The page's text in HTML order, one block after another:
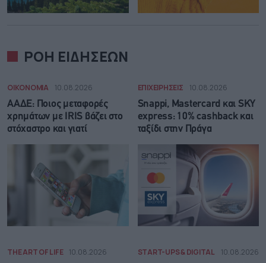
ΡΟΗ ΕΙΔΗΣΕΩΝ
ΟΙΚΟΝΟΜΙΑ 10.08.2026
ΑΑΔΕ: Ποιος μεταφορές
χρημάτων με IRIS βάζει στο
στόχαστρο και γιατί
ΕΠΙΧΕΙΡΗΣΕΙΣ 10.08.2026
Snappi, Mastercard και SKY
express: 10% cashback και
ταξίδι στην Πράγα
THE ART OF LIFE 10.08.2026 START-UPS & DIGITAL 10.08.2026